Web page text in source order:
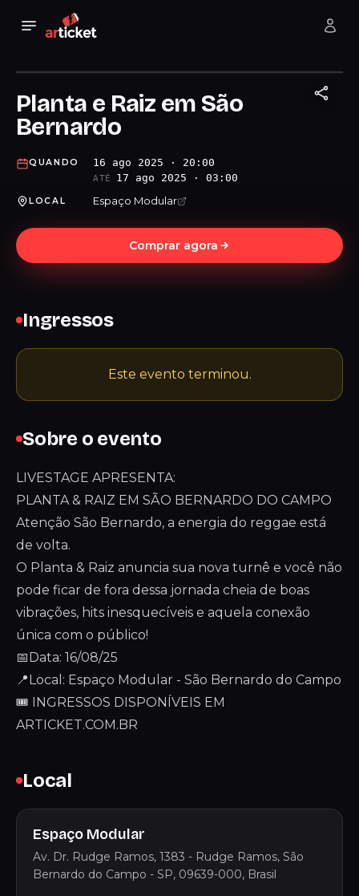
Planta e Raiz em São
Bernardo
QUANDO 16 ago 2025 · 20:00
ATÉ 17 ago 2025 · 03:00
LOCAL Espaço Modular
Comprar agora
Sobre o evento
LIVESTAGE APRESENTA:
PLANTA & RAIZ EM SÃO BERNARDO DO CAMPO
Atenção São Bernardo, a energia do reggae está
de volta.
O Planta & Raiz anuncia sua nova turnê e você não
pode ficar de fora dessa jornada cheia de boas
vibrações, hits inesquecíveis e aquela conexão
única com o público!
📅Data: 16/08/25
📍Local: Espaço Modular - São Bernardo do Campo
🎟 INGRESSOS DISPONÍVEIS EM
ARTICKET.COM.BR
Local
Espaço Modular
Av. Dr. Rudge Ramos, 1383 - Rudge Ramos, São
Bernardo do Campo - SP, 09639-000, Brasil
Ingressos
Este evento terminou.